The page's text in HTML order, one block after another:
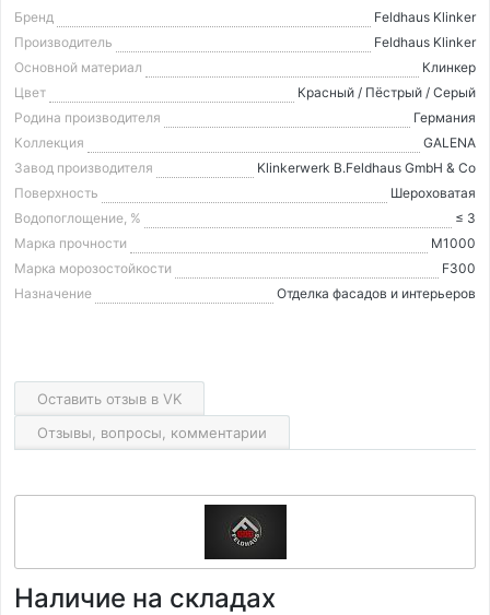
Бренд
Feldhaus Klinker
Производитель
Feldhaus Klinker
Основной материал
Клинкер
Цвет
Красный / Пёстрый / Серый
Родина производителя
Германия
Коллекция
GALENA
Завод производителя
Klinkerwerk B.Feldhaus GmbH & Co
Поверхность
Шероховатая
Водопоглощение, %
≤ 3
Марка прочности
М1000
Марка морозостойкости
F300
Назначение
Отделка фасадов и интерьеров
Оставить отзыв в VK
Отзывы, вопросы, комментарии
Наличие на складах